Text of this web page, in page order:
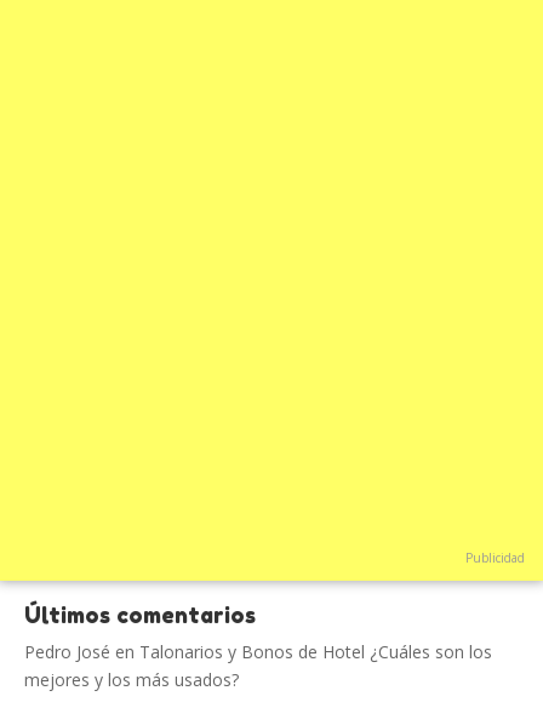
Publicidad
Últimos comentarios
Pedro José en Talonarios y Bonos de Hotel ¿Cuáles son los
mejores y los más usados?